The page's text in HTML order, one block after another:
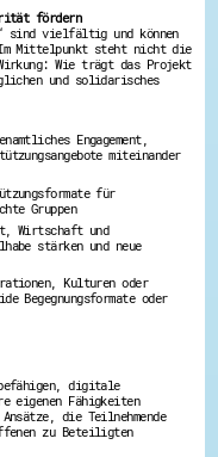
um dein Ehrenamt
aus Hessen
fördern
sind vielfältig und können
Mittelpunkt steht nicht die
Wie trägt das Projekt
und solidarisches
Engagement,
miteinander
für
Gruppen
Wirtschaft und
stärken und neue
Kulturen oder
Begegnungsformate oder
befähigen, digitale
eigenen Fähigkeiten
die Teilnehmende
zu Beteiligten